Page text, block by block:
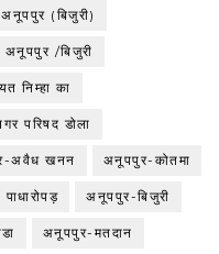
अनूपपुर (बिजुरी)
अनूपपुर /बिजुरी
निम्हा का
परिषद डोला
अवैध खनन अनूपपुर-कोतमा
अनूपपुर-बिजुरी
अनूपपुर-मतदान